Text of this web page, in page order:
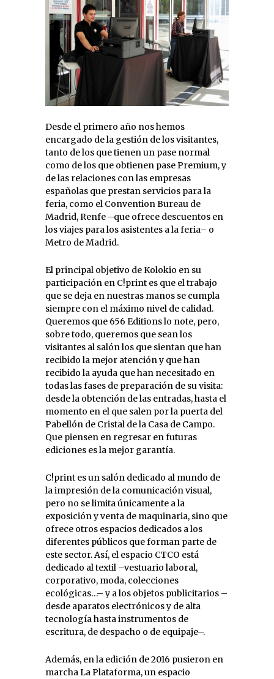
Desde el primero año nos hemos
encargado de la gestión de los visitantes,
tanto de los que tienen un pase normal
como de los que obtienen pase Premium, y
de las relaciones con las empresas
españolas que prestan servicios para la
feria, como el Convention Bureau de
Madrid, Renfe –que ofrece descuentos en
los viajes para los asistentes a la feria– o
Metro de Madrid.
El principal objetivo de Kolokio en su
participación en C!print es que el trabajo
que se deja en nuestras manos se cumpla
siempre con el máximo nivel de calidad.
Queremos que 656 Editions lo note, pero,
sobre todo, queremos que sean los
visitantes al salón los que sientan que han
recibido la mejor atención y que han
recibido la ayuda que han necesitado en
todas las fases de preparación de su visita:
desde la obtención de las entradas, hasta el
momento en el que salen por la puerta del
Pabellón de Cristal de la Casa de Campo.
Que piensen en regresar en futuras
ediciones es la mejor garantía.
C!print es un salón dedicado al mundo de
la impresión de la comunicación visual,
pero no se limita únicamente a la
exposición y venta de maquinaria, sino que
ofrece otros espacios dedicados a los
diferentes públicos que forman parte de
este sector. Así, el espacio CTCO está
dedicado al textil –vestuario laboral,
corporativo, moda, colecciones
ecológicas…– y a los objetos publicitarios –
desde aparatos electrónicos y de alta
tecnología hasta instrumentos de
escritura, de despacho o de equipaje–.
Además, en la edición de 2016 pusieron en
marcha La Plataforma, un espacio